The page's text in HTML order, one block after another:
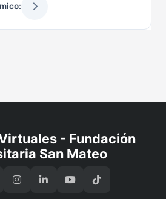
- Fundación
San Mateo